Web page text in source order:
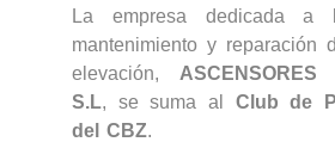
La empresa dedicada a
mantenimiento y reparación
elevación,
S.L, se suma al Club de
del CBZ.